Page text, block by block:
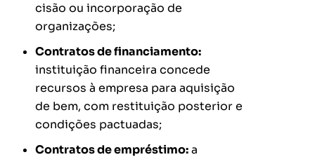
cisão ou incorporação de
organizações;
Contratos de financiamento:
instituição financeira concede
recursos à empresa para aquisição
de bem, com restituição posterior e
condições pactuadas;
Contratos de empréstimo:a